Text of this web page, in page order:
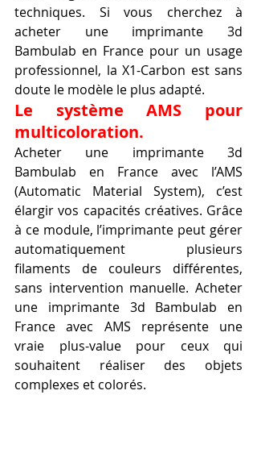
techniques. Si vous cherchez à
acheter une imprimante 3d
Bambulab en France pour un usage
professionnel, la X1-Carbon est sans
doute le modèle le plus adapté.
Le système AMS pour
multicoloration.
Acheter une imprimante 3d
Bambulab en France avec l’AMS
(Automatic Material System), c’est
élargir vos capacités créatives. Grâce
à ce module, l’imprimante peut gérer
automatiquement plusieurs
filaments de couleurs différentes,
sans intervention manuelle. Acheter
une imprimante 3d Bambulab en
France avec AMS représente une
vraie plus-value pour ceux qui
souhaitent réaliser des objets
complexes et colorés.